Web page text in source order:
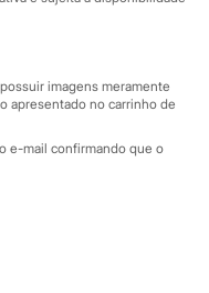
imagens meramente
apresentado no carrinho de
e-mail confirmando que o